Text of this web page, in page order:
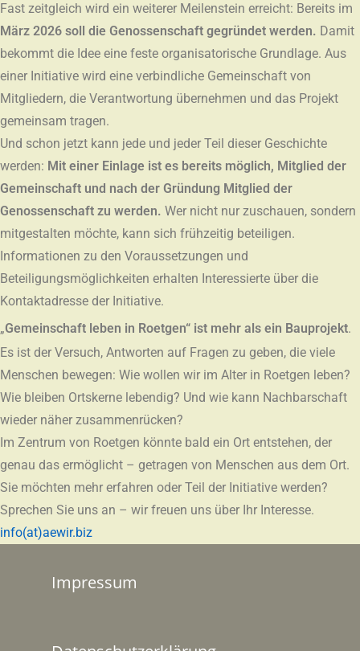
Fast zeitgleich wird ein weiterer Meilenstein erreicht: Bereits im
März 2026 soll die Genossenschaft gegründet werden. Damit
bekommt die Idee eine feste organisatorische Grundlage. Aus
einer Initiative wird eine verbindliche Gemeinschaft von
Mitgliedern, die Verantwortung übernehmen und das Projekt
gemeinsam tragen.
Und schon jetzt kann jede und jeder Teil dieser Geschichte
werden: Mit einer Einlage ist es bereits möglich, Mitglied der
Gemeinschaft und nach der Gründung Mitglied der
Genossenschaft zu werden. Wer nicht nur zuschauen, sondern
mitgestalten möchte, kann sich frühzeitig beteiligen.
Informationen zu den Voraussetzungen und
Beteiligungsmöglichkeiten erhalten Interessierte über die
Kontaktadresse der Initiative.
„Gemeinschaft leben in Roetgen“ ist mehr als ein Bauprojekt.
Es ist der Versuch, Antworten auf Fragen zu geben, die viele
Menschen bewegen: Wie wollen wir im Alter in Roetgen leben?
Wie bleiben Ortskerne lebendig? Und wie kann Nachbarschaft
wieder näher zusammenrücken?
Im Zentrum von Roetgen könnte bald ein Ort entstehen, der
genau das ermöglicht – getragen von Menschen aus dem Ort.
Sie möchten mehr erfahren oder Teil der Initiative werden?
Sprechen Sie uns an – wir freuen uns über Ihr Interesse.
info(at)aewir.biz
Impressum